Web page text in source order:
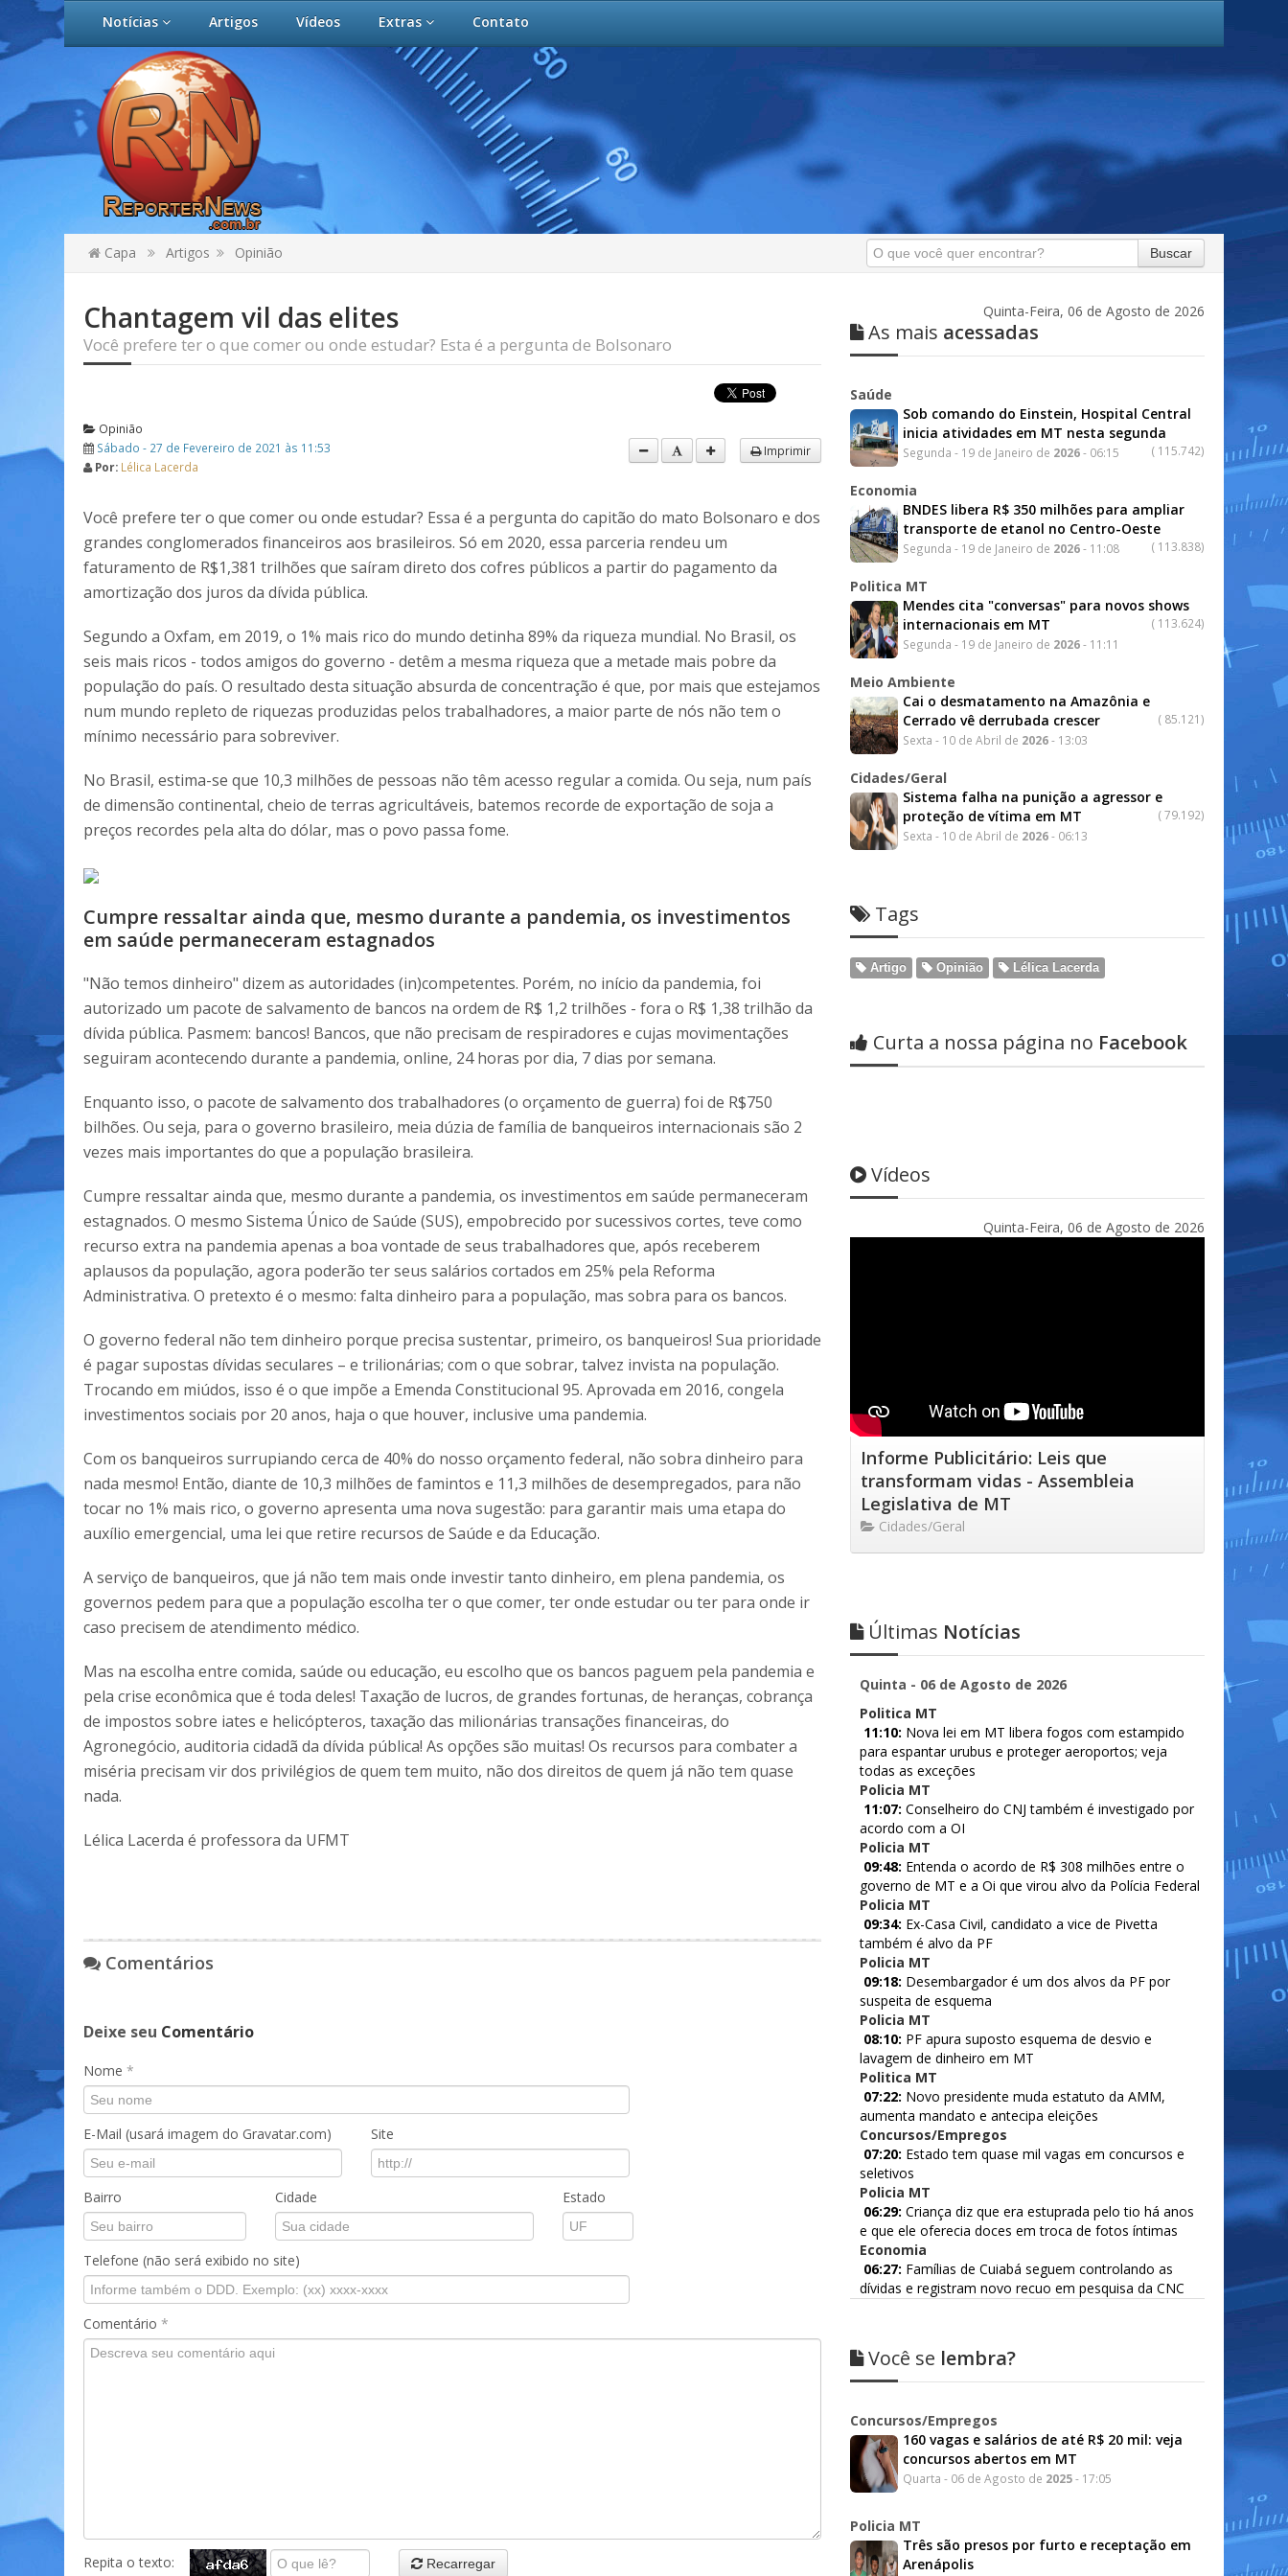
Notícias Artigos Vídeos Extras Contato
Capa Artigos Opinião Buscar
Chantagem vil das elites
Você prefere ter o que comer ou onde estudar? Esta é a pergunta de Bolsonaro
Opinião
Sábado - 27 de Fevereiro de 2021 às 11:53
Por: Lélica Lacerda
Imprimir
Você prefere ter o que comer ou onde estudar? Essa é a pergunta do capitão do mato Bolsonaro e dos
grandes conglomerados financeiros aos brasileiros. Só em 2020, essa parceria rendeu um
faturamento de R$1,381 trilhões que saíram direto dos cofres públicos a partir do pagamento da
amortização dos juros da dívida pública.
Segundo a Oxfam, em 2019, o 1% mais rico do mundo detinha 89% da riqueza mundial. No Brasil, os
seis mais ricos - todos amigos do governo - detêm a mesma riqueza que a metade mais pobre da
população do país. O resultado desta situação absurda de concentração é que, por mais que estejamos
num mundo repleto de riquezas produzidas pelos trabalhadores, a maior parte de nós não tem o
mínimo necessário para sobreviver.
No Brasil, estima-se que 10,3 milhões de pessoas não têm acesso regular a comida. Ou seja, num país
de dimensão continental, cheio de terras agricultáveis, batemos recorde de exportação de soja a
preços recordes pela alta do dólar, mas o povo passa fome.
Cumpre ressaltar ainda que, mesmo durante a pandemia, os investimentos
em saúde permaneceram estagnados
"Não temos dinheiro" dizem as autoridades (in)competentes. Porém, no início da pandemia, foi
autorizado um pacote de salvamento de bancos na ordem de R$ 1,2 trilhões - fora o R$ 1,38 trilhão da
dívida pública. Pasmem: bancos! Bancos, que não precisam de respiradores e cujas movimentações
seguiram acontecendo durante a pandemia, online, 24 horas por dia, 7 dias por semana.
Enquanto isso, o pacote de salvamento dos trabalhadores (o orçamento de guerra) foi de R$750
bilhões. Ou seja, para o governo brasileiro, meia dúzia de família de banqueiros internacionais são 2
vezes mais importantes do que a população brasileira.
Cumpre ressaltar ainda que, mesmo durante a pandemia, os investimentos em saúde permaneceram
estagnados. O mesmo Sistema Único de Saúde (SUS), empobrecido por sucessivos cortes, teve como
recurso extra na pandemia apenas a boa vontade de seus trabalhadores que, após receberem
aplausos da população, agora poderão ter seus salários cortados em 25% pela Reforma
Administrativa. O pretexto é o mesmo: falta dinheiro para a população, mas sobra para os bancos.
O governo federal não tem dinheiro porque precisa sustentar, primeiro, os banqueiros! Sua prioridade
é pagar supostas dívidas seculares – e trilionárias; com o que sobrar, talvez invista na população.
Trocando em miúdos, isso é o que impõe a Emenda Constitucional 95. Aprovada em 2016, congela
investimentos sociais por 20 anos, haja o que houver, inclusive uma pandemia.
Com os banqueiros surrupiando cerca de 40% do nosso orçamento federal, não sobra dinheiro para
nada mesmo! Então, diante de 10,3 milhões de famintos e 11,3 milhões de desempregados, para não
tocar no 1% mais rico, o governo apresenta uma nova sugestão: para garantir mais uma etapa do
auxílio emergencial, uma lei que retire recursos de Saúde e da Educação.
A serviço de banqueiros, que já não tem mais onde investir tanto dinheiro, em plena pandemia, os
governos pedem para que a população escolha ter o que comer, ter onde estudar ou ter para onde ir
caso precisem de atendimento médico.
Mas na escolha entre comida, saúde ou educação, eu escolho que os bancos paguem pela pandemia e
pela crise econômica que é toda deles! Taxação de lucros, de grandes fortunas, de heranças, cobrança
de impostos sobre iates e helicópteros, taxação das milionárias transações financeiras, do
Agronegócio, auditoria cidadã da dívida pública! As opções são muitas! Os recursos para combater a
miséria precisam vir dos privilégios de quem tem muito, não dos direitos de quem já não tem quase
nada.
Lélica Lacerda é professora da UFMT
Comentários
Deixe seu Comentário
Nome *
E-Mail (usará imagem do Gravatar.com) Site
Bairro Cidade Estado
Telefone (não será exibido no site)
Comentário *
Repita o texto: Recarregar
Quinta-Feira, 06 de Agosto de 2026
As mais acessadas
Saúde
Sob comando do Einstein, Hospital Central
inicia atividades em MT nesta segunda
( 115.742)
Segunda - 19 de Janeiro de 2026- 06:15
Economia
BNDES libera R$ 350 milhões para ampliar
transporte de etanol no Centro-Oeste
( 113.838)
Segunda - 19 de Janeiro de 2026- 11:08
Politica MT
Mendes cita "conversas" para novos shows
internacionais em MT
( 113.624)
Segunda - 19 de Janeiro de 2026- 11:11
Meio Ambiente
Cai o desmatamento na Amazônia e
Cerrado vê derrubada crescer
( 85.121)
Sexta - 10 de Abril de 2026- 13:03
Cidades/Geral
Sistema falha na punição a agressor e
proteção de vítima em MT
(79.192)
Sexta - 10 de Abril de 2026- 06:13
Tags
Artigo Opinião Lélica Lacerda
Curta a nossa página no Facebook
Vídeos
Quinta-Feira, 06 de Agosto de 2026
Informe Publicitário: Leis que
transformam vidas - Assembleia
Legislativa de MT
Cidades/Geral
Últimas Notícias
Quinta - 06 de Agosto de 2026
Politica MT
11:10: Nova lei em MT libera fogos com estampido
para espantar urubus e proteger aeroportos; veja
todas as exceções
Policia MT
11:07: Conselheiro do CNJ também é investigado por
acordo com a OI
Policia MT
09:48: Entenda o acordo de R$ 308 milhões entre o
governo de MT e a Oi que virou alvo da Polícia Federal
Policia MT
09:34: Ex-Casa Civil, candidato a vice de Pivetta
também é alvo da PF
Policia MT
09:18: Desembargador é um dos alvos da PF por
suspeita de esquema
Policia MT
08:10: PF apura suposto esquema de desvio e
lavagem de dinheiro em MT
Politica MT
07:22: Novo presidente muda estatuto da AMM,
aumenta mandato e antecipa eleições
Concursos/Empregos
07:20: Estado tem quase mil vagas em concursos e
seletivos
Policia MT
06:29: Criança diz que era estuprada pelo tio há anos
e que ele oferecia doces em troca de fotos íntimas
Economia
06:27: Famílias de Cuiabá seguem controlando as
dívidas e registram novo recuo em pesquisa da CNC
Você se lembra?
Concursos/Empregos
160 vagas e salários de até R$ 20 mil: veja
concursos abertos em MT
Quarta - 06 de Agosto de 2025- 17:05
Policia MT
Três são presos por furto e receptação em
Arenápolis